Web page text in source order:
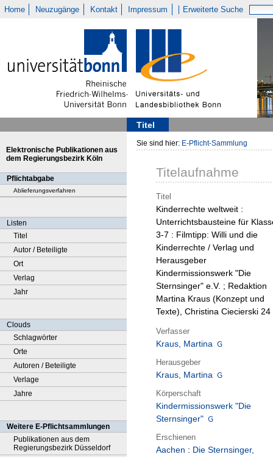
Home Neuzugänge Kontakt Impressum Erweiterte Suche
Titel
Elektronische Publikationen aus
dem Regierungsbezirk Köln
Pflichtabgabe
Ablieferungsverfahren
Listen
Titel
Autor / Beteiligte
Ort
Verlag
Jahr
Clouds
Schlagwörter
Orte
Autoren / Beteiligte
Verlage
Jahre
Weitere E-Pflichtsammlungen
Publikationen aus dem
Regierungsbezirk Düsseldorf
Sie sind hier: E-Pflicht-Sammlung
Titelaufnahme
Titel
Kinderrechte weltweit :
Unterrichtsbausteine für
3-7 : Filmtipp: Willi und die
Kinderrechte / Verlag und
Herausgeber
Kindermissionswerk "Die
Sternsinger" e.V. ; Redaktion
Martina Kraus (Konzept und
Texte), Christina Ciecierski 24
Verfasser
Kraus, Martina
Herausgeber
Kraus, Martina
Körperschaft
Kindermissionswerk "Die
Sternsinger"
Erschienen
Aachen : Die Sternsinger,